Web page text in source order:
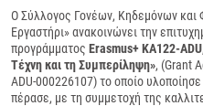
Ο Σύλλογος Γονέων, Κηδεμόνων και
Εργαστήρι» ανακοινώνει την
προγράμματος Erasmus+ ΚΑ122-ADU
Τέχνη και τη Συμπερίληψη», (Grant
ADU-000226107) το οποίο
πέρασε, με τη συμμετοχή της